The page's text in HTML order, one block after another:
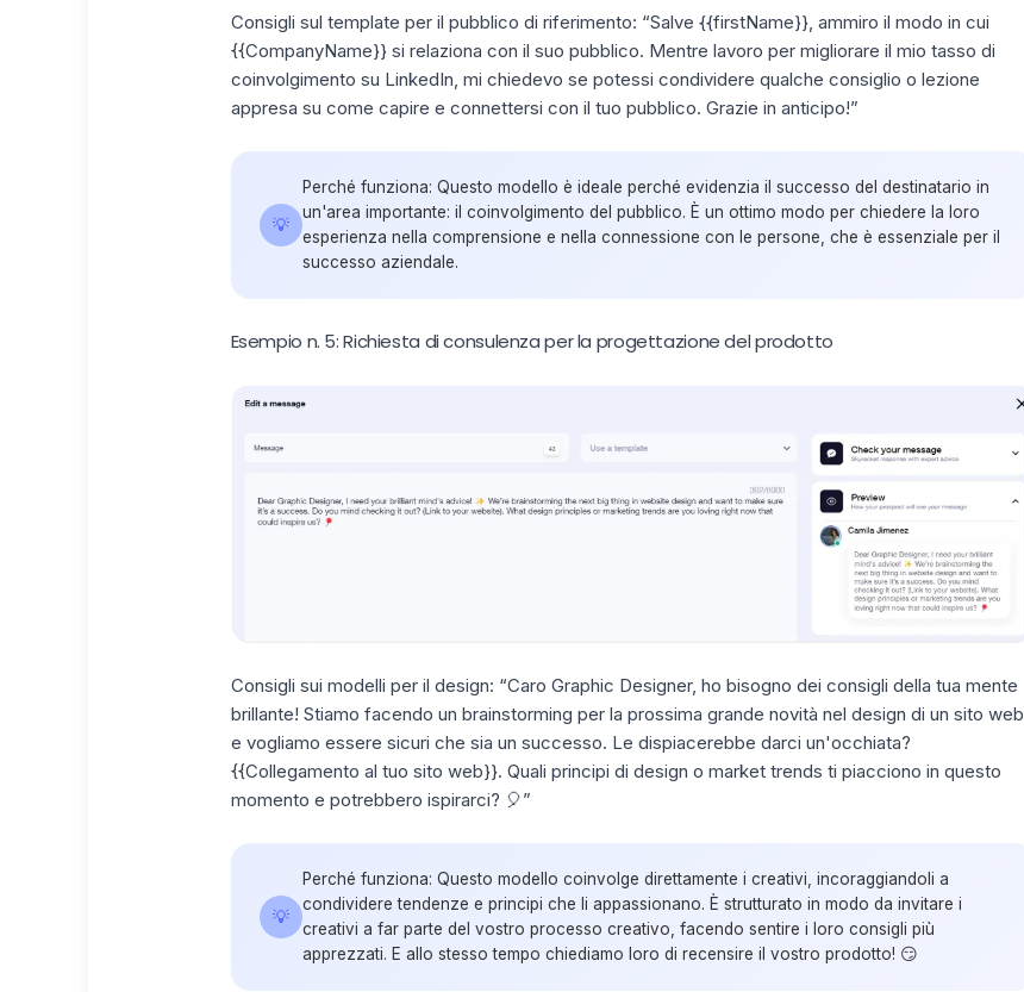
Consigli sul template per il pubblico di riferimento: “Salve {{firstName}}, ammiro il modo in cui
{{CompanyName}} si relaziona con il suo pubblico. Mentre lavoro per migliorare il mio tasso di
coinvolgimento su LinkedIn, mi chiedevo se potessi condividere qualche consiglio o lezione
appresa su come capire e connettersi con il tuo pubblico. Grazie in anticipo!”
💡
Perché funziona: Questo modello è ideale perché evidenzia il successo del destinatario in
un'area importante: il coinvolgimento del pubblico. È un ottimo modo per chiedere la loro
esperienza nella comprensione e nella connessione con le persone, che è essenziale per il
successo aziendale.
Esempio n. 5: Richiesta di consulenza per la progettazione del prodotto
Consigli sui modelli per il design: “Caro Graphic Designer, ho bisogno dei consigli della tua mente
brillante! Stiamo facendo un brainstorming per la prossima grande novità nel design di un sito web
e vogliamo essere sicuri che sia un successo. Le dispiacerebbe darci un'occhiata?
{{Collegamento al tuo sito web}}. Quali principi di design o market trends ti piacciono in questo
momento e potrebbero ispirarci? 🎈”
💡
Perché funziona: Questo modello coinvolge direttamente i creativi, incoraggiandoli a
condividere tendenze e principi che li appassionano. È strutturato in modo da invitare i
creativi a far parte del vostro processo creativo, facendo sentire i loro consigli più
apprezzati. E allo stesso tempo chiediamo loro di recensire il vostro prodotto! 😏